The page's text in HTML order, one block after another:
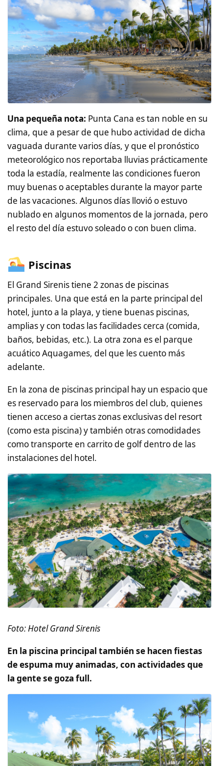
Una pequeña nota: Punta Cana es tan noble en su
clima, que a pesar de que hubo actividad de dicha
vaguada durante varios días, y que el pronóstico
meteorológico nos reportaba lluvias prácticamente
toda la estadía, realmente las condiciones fueron
muy buenas o aceptables durante la mayor parte
de las vacaciones. Algunos días llovió o estuvo
nublado en algunos momentos de la jornada, pero
el resto del día estuvo soleado o con buen clima.
Piscinas
El Grand Sirenis tiene 2 zonas de piscinas
principales. Una que está en la parte principal del
hotel, junto a la playa, y tiene buenas piscinas,
amplias y con todas las facilidades cerca (comida,
baños, bebidas, etc.). La otra zona es el parque
acuático Aquagames, del que les cuento más
adelante.
En la zona de piscinas principal hay un espacio que
es reservado para los miembros del club, quienes
tienen acceso a ciertas zonas exclusivas del resort
(como esta piscina) y también otras comodidades
como transporte en carrito de golf dentro de las
instalaciones del hotel.
Foto: Hotel Grand Sirenis
En la piscina principal también se hacen fiestas
de espuma muy animadas, con actividades que
la gente se goza full.